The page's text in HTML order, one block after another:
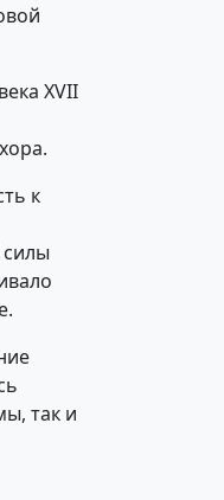
XVII
к
так и